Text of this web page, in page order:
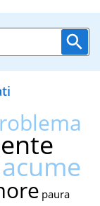
acume
paura